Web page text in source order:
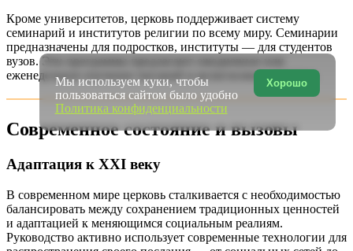
Кроме университетов, церковь поддерживает систему
семинарий и институтов религии по всему миру. Семинарии
предназначены для подростков, институты — для студентов
вузов. Эти программы предлагают ежедневное или
еженедельное изучение писаний и религиозных доктрин.
Современное состояние и вызовы
Адаптация к XXI веку
В современном мире церковь сталкивается с необходимостью
балансировать между сохранением традиционных ценностей
и адаптацией к меняющимся социальным реалиям.
Руководство активно использует современные технологии для
Хорошо
Мы используем куки, чтобы
пользоваться сайтом было удобно
Политика конфиденциальности